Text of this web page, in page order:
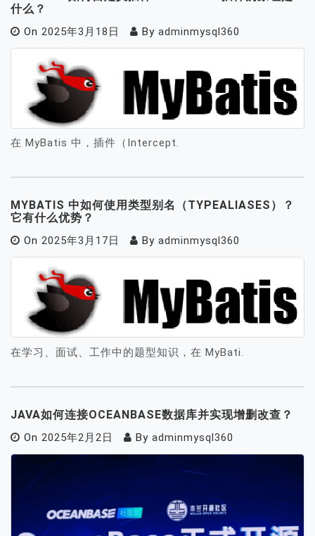
什么？
On 2025年3月18日 By adminmysql360
在 MyBatis 中，插件（Intercept.
MYBATIS 中如何使用类型别名（TYPEALIASES）？
它有什么优势？
On 2025年3月17日 By adminmysql360
在学习、面试、工作中的题型知识，在 MyBati.
JAVA如何连接OCEANBASE数据库并实现增删改查？
On 2025年2月2日 By adminmysql360